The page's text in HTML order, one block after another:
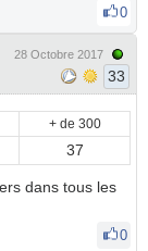
0
28 Octobre 2017
33
+ de 300
37
dans tous les
0